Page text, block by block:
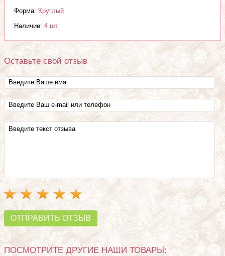
Форма: Круглый
Наличие: 4 шт
Оставьте свой отзыв
ОТПРАВИТЬ ОТЗЫВ
ПОСМОТРИТЕ ДРУГИЕ НАШИ ТОВАРЫ: